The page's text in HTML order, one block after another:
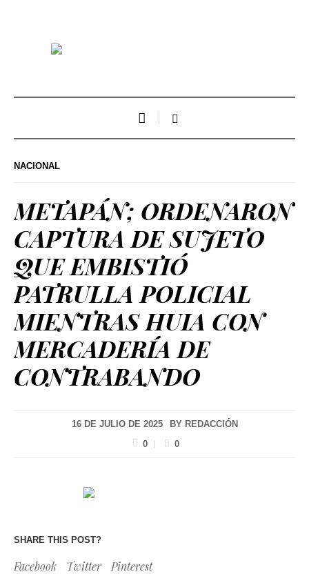
NACIONAL
METAPÁN; ORDENARON
CAPTURA DE SUJETO
QUE EMBISTIÓ
PATRULLA POLICIAL
MIENTRAS HUIA CON
MERCADERÍA DE
CONTRABANDO
16 DE JULIO DE 2025 BY REDACCIÓN
0
0
SHARE THIS POST?
Facebook Twitter Pinterest